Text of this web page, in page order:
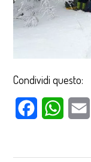
Condividi questo:
Facebook